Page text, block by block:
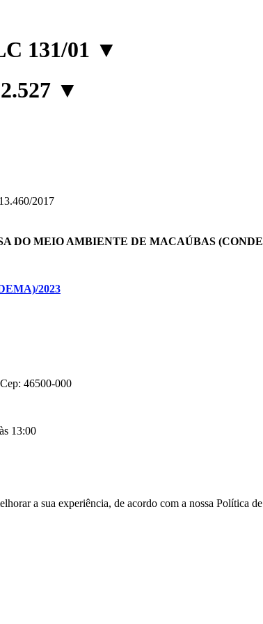
131/01 ▼
▼
2017
DO MEIO AMBIENTE DE MACAÚBAS
2023
46500-000
13:00
a sua experiência, de acordo com a nossa Política